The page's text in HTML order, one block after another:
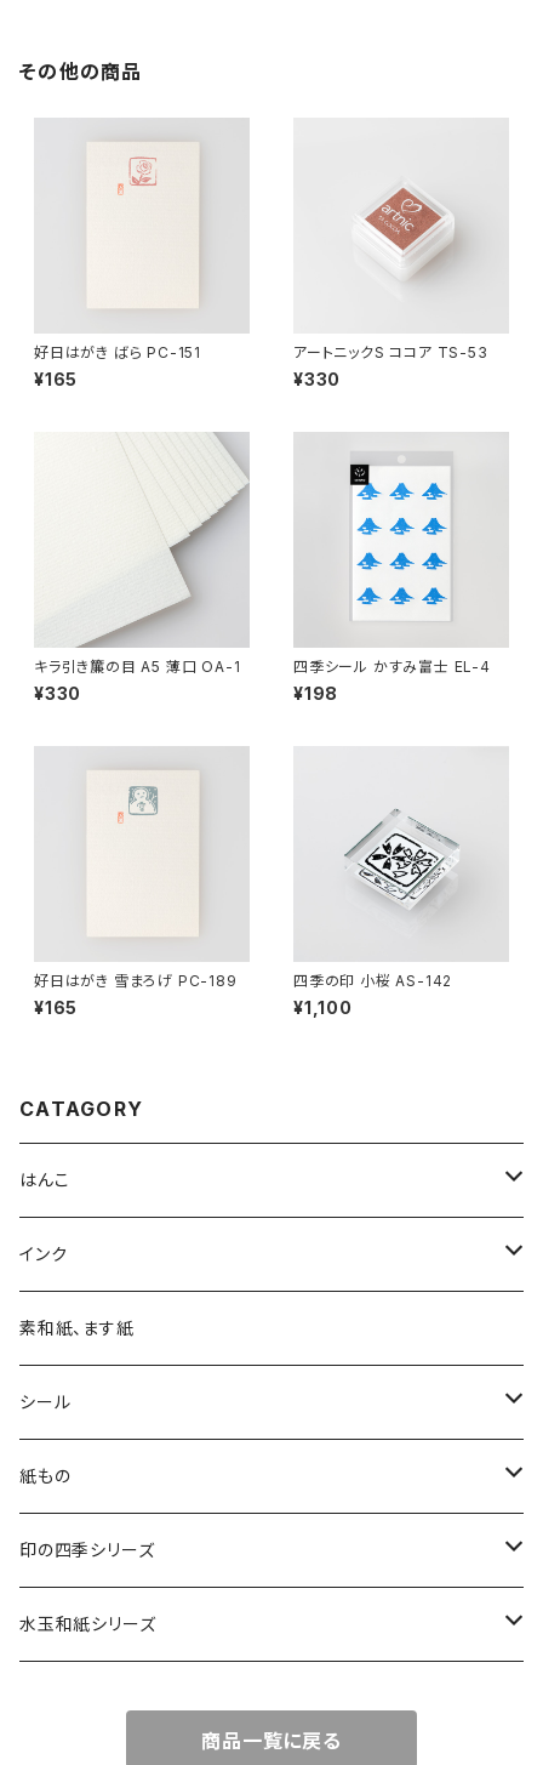
その他の商品
好日はがき ばら PC-151
¥165
アートニックS ココア TS-53
¥330
キラ引き簾の目 A5 薄口 OA-1
¥330
四季シール かすみ富士 EL-4
¥198
好日はがき 雪まろげ PC-189
¥165
四季の印 小桜 AS-142
¥1,100
CATAGORY
はんこ
四季の印
四季の印・こばこ
木印
文字印
インク
アートニックS
デリカータ
バーサカラー
素和紙、ます紙
シール
四季シール
紙もの
カード・はがき
カード
レターセット・便箋
印の四季シリーズ
四季の印
水玉和紙シリーズ
商品一覧に戻る